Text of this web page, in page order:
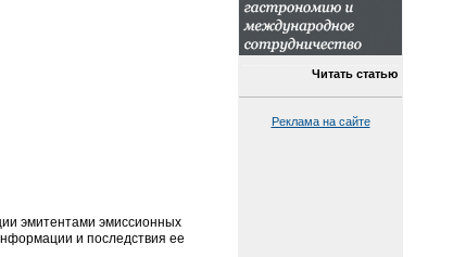
эмитентами эмиссионных
и последствия ее
Читать статью
Реклама на сайте